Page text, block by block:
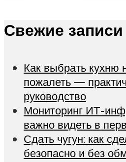
Свежие записи
Как выбрать кухню
пожалеть —
руководство
Мониторинг ИТ-
важно видеть в
Сдать чугун: как
безопасно и без